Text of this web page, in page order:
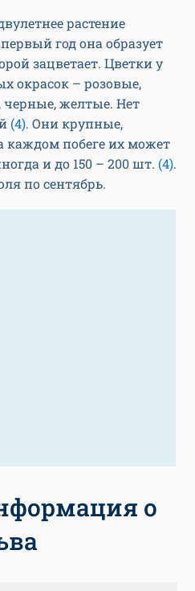
растение
год она образует
зацветает. Цветки у
окрасок – розовые,
желтые. Нет
(4). Они крупные,
каждом побеге их может
и до 150 – 200 шт. (4).
по сентябрь.
о